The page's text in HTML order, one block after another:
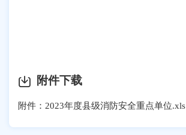
附件下载
附件：2023年度县级消防安全重点单位.xls